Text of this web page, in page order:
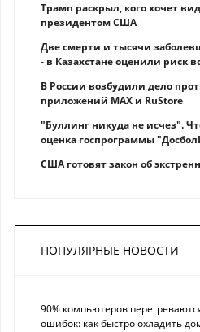
Трамп раскрыл, кого хочет
президентом США
Две смерти и тысячи
- в Казахстане оценили риск
В России возбудили дело
приложений MAX и RuStore
"Буллинг никуда не исчез".
оценка госпрограммы
США готовят закон об
ПОПУЛЯРНЫЕ НОВОСТИ
90% компьютеров
ошибок: как быстро охладить